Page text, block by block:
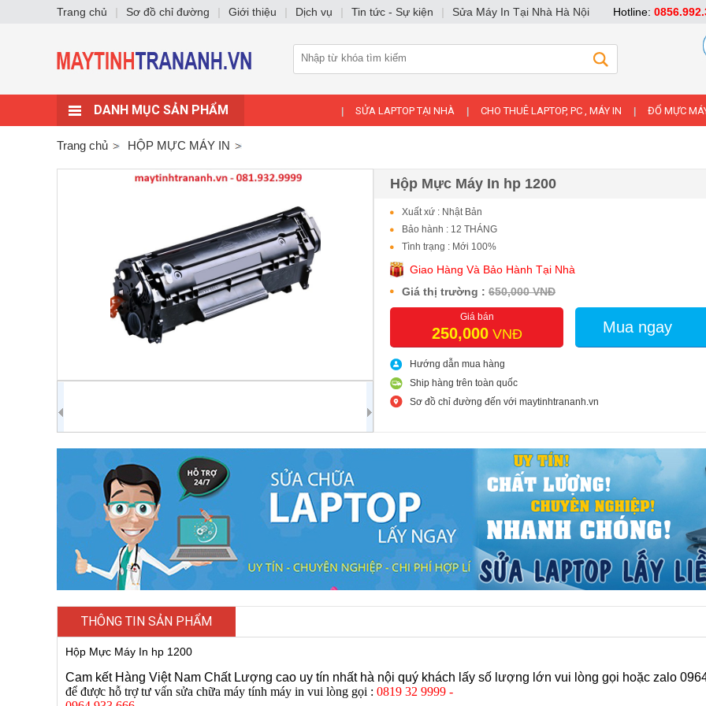
DANH MỤC SẢN PHẨM SỬA LAPTOP TẠI NHÀ CHO THUÊ LAPTOP, PC , MÁY IN ĐỔ MỰC
Trang chủ HỘP MỰC MÁY IN
Hộp Mực Máy In hp 1200
Xuất xứ : Nhật Bản
Bảo hành : 12 THÁNG
Tình trạng : Mới 100%
Giao Hàng Và Bảo Hành Tại Nhà
Giá thị trường : 650,000 VNĐ
Giá bán
250,000VNĐ Mua ngay
Hướng dẫn mua hàng
Ship hàng trên toàn quốc
Sơ đồ chỉ đường đến với maytinhtrananh.vn
THÔNG TIN SẢN PHẨM
Hộp Mực Máy In hp 1200
Cam kết Hàng Việt Nam Chất Lượng cao uy tín nhất hà nội quý khách lấy số lượng lớn vui lòng gọi hoặc zalo
để được hỗ trợ tư vấn sửa chữa máy tính máy in vui lòng gọi : 0819 32 9999 -
Trang chủ | Sơ đồ chỉ đường | Giới thiệu | Dịch vụ | Tin tức - Sự kiện | Sửa Máy In Tại Nhà Hà Nội Hotline: